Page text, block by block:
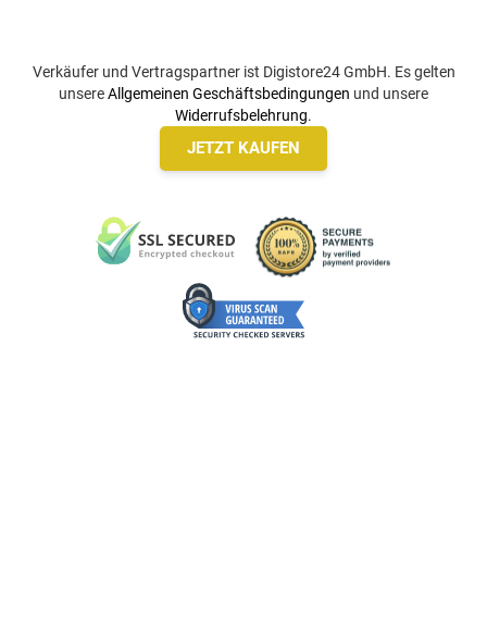
Verkäufer und Vertragspartner ist Digistore24 GmbH. Es gelten
unsereAllgemeinen Geschäftsbedingungen und unsere
Widerrufsbelehrung.
JETZT KAUFEN